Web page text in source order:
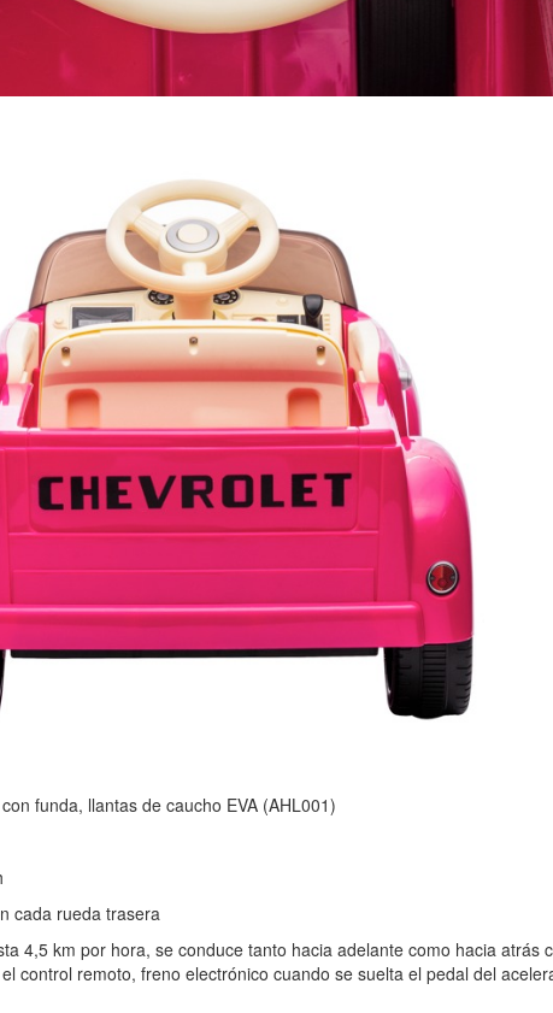
funda, llantas de caucho EVA (AHL001)
cada rueda trasera
4,5 km por hora, se conduce tanto hacia adelante como hacia atrás
control remoto, freno electrónico cuando se suelta el pedal del